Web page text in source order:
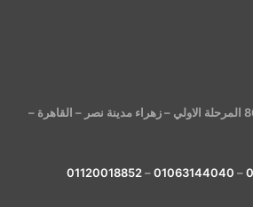
العنوان : رقم 1 عمارة رقم 86 المرحلة الاولي – زهراء مدينة نصر – القاهرة –
–
01063144040
–
01120018852